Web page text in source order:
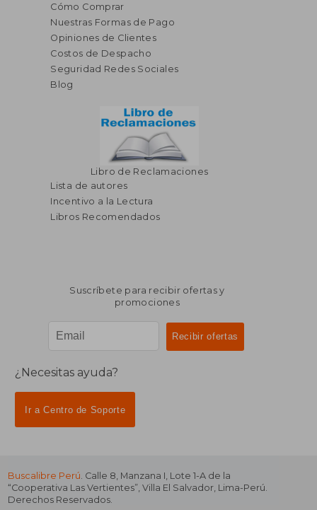
Cómo Comprar
Nuestras Formas de Pago
Opiniones de Clientes
Costos de Despacho
Seguridad Redes Sociales
Blog
Libro de Reclamaciones
Lista de autores
Incentivo a la Lectura
Libros Recomendados
Suscríbete para recibir ofertas y
promociones
¿Necesitas ayuda?
Ir a Centro de Soporte
Buscalibre Perú. Calle 8, Manzana I, Lote 1-A de la
“Cooperativa Las Vertientes”, Villa El Salvador, Lima-Perú.
Derechos Reservados.